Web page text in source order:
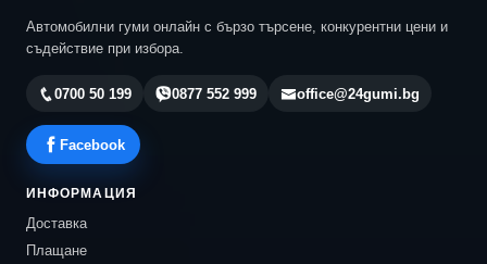
Автомобилни гуми онлайн с бързо търсене, конкурентни цени и
съдействие при избора.
0700 50 199 0877 552 999 office@24gumi.bg
Facebook
ИНФОРМАЦИЯ
Доставка
Плащане